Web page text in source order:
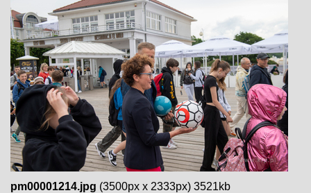
pm00001214.jpg (3500px x 2333px) 3521kb